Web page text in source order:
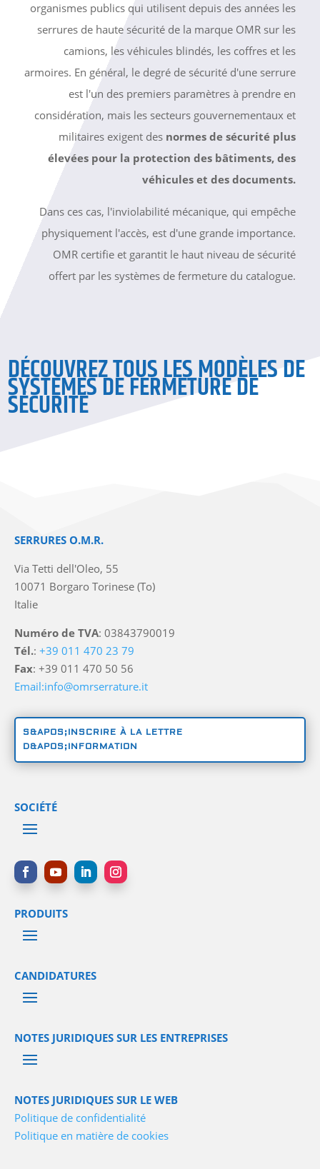
organismes publics qui utilisent depuis des années les
serrures de haute sécurité de la marque OMR sur les
camions, les véhicules blindés, les coffres et les
armoires. En général, le degré de sécurité d'une serrure
est l'un des premiers paramètres à prendre en
considération, mais les secteurs gouvernementaux et
militaires exigent des normes de sécurité plus
élevées pour la protection des bâtiments, des
véhicules et des documents.
Dans ces cas, l'inviolabilité mécanique, qui empêche
physiquement l'accès, est d'une grande importance.
OMR certifie et garantit le haut niveau de sécurité
offert par les systèmes de fermeture du catalogue.
DÉCOUVREZ TOUS LES MODÈLES DE
SYSTÈMES DE FERMETURE DE
SÉCURITÉ
SERRURES O.M.R.
Via Tetti dell'Oleo, 55
10071 Borgaro Torinese (To)
Italie
Numéro de TVA: 03843790019
Tél.:+39 011 470 23 79
Fax: +39 011 470 50 56
Email:info@omrserrature.it
S&APOS;INSCRIRE À LA LETTRE
D&APOS;INFORMATION
SOCIÉTÉ
PRODUITS
CANDIDATURES
NOTES JURIDIQUES SUR LES ENTREPRISES
NOTES JURIDIQUES SUR LE WEB
Politique de confidentialité
Politique en matière de cookies